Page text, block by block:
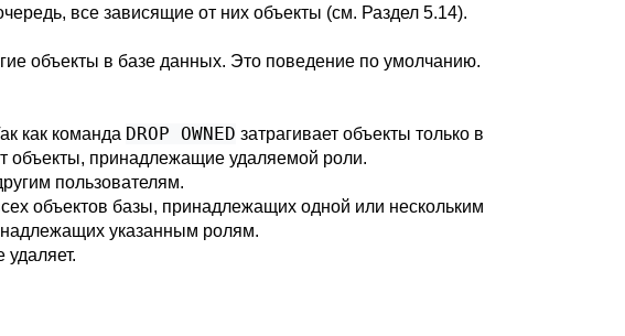
все зависящие от них объекты (см. Раздел 5.14).
объекты в базе данных. Это поведение по умолчанию.
как команда DROP OWNED затрагивает объекты только в
объекты, принадлежащие удаляемой роли.
пользователям.
объектов базы, принадлежащих одной или нескольким
указанным ролям.